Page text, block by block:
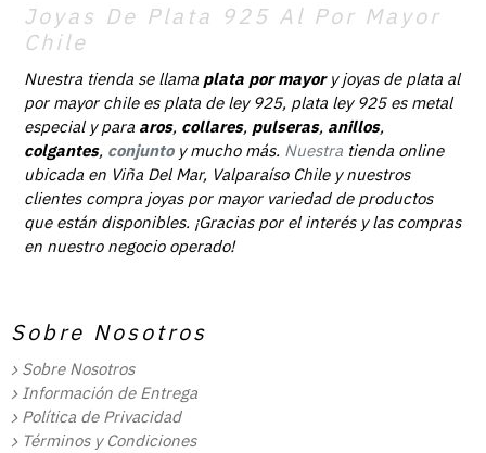
Joyas De Plata 925 Al Por Mayor
Chile
Nuestra tienda se llama plata por mayory joyas de plata al
por mayor chile es plata de ley 925, plata ley 925 es metal
especial y para aros, collares, pulseras, anillos,
colgantes, conjunto y mucho más. Nuestra tienda online
ubicada en Viña Del Mar, Valparaíso Chile y nuestros
clientes compra joyas por mayor variedad de productos
que están disponibles. ¡Gracias por el interés y las compras
en nuestro negocio operado!
Sobre Nosotros
Sobre Nosotros
Información de Entrega
Política de Privacidad
Términos y Condiciones